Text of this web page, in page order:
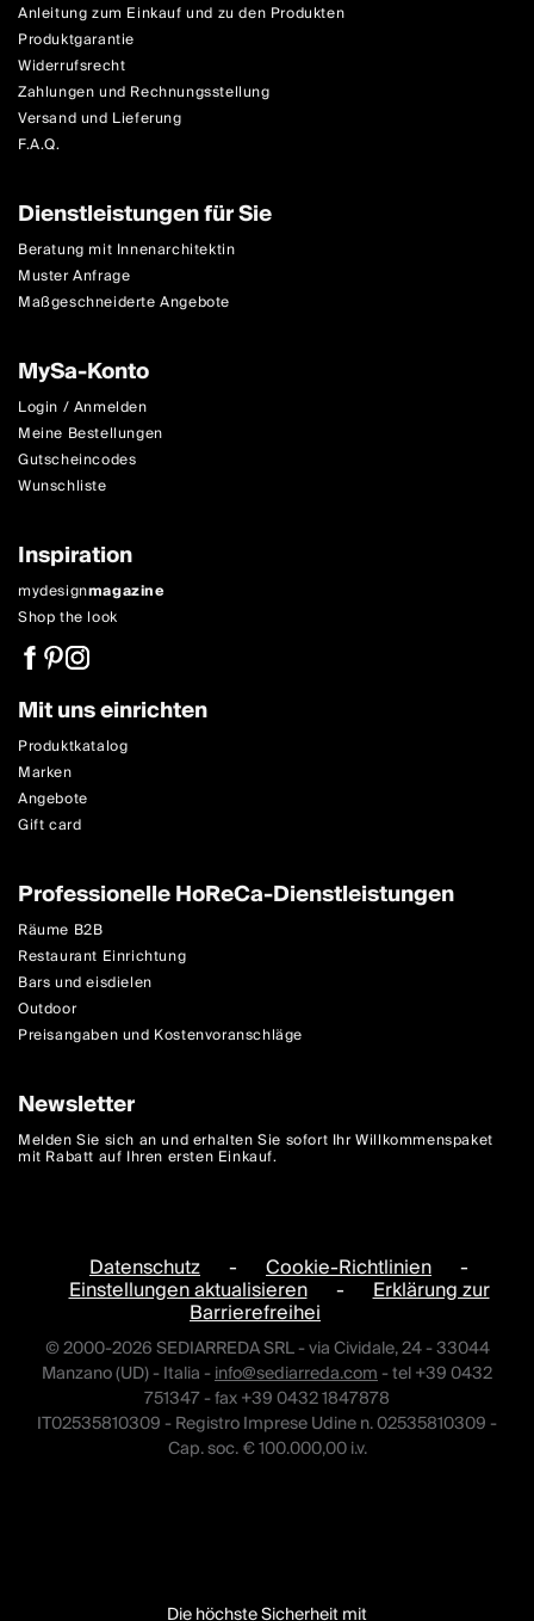
Anleitung zum Einkauf und zu den Produkten
Produktgarantie
Widerrufsrecht
Zahlungen und Rechnungsstellung
Versand und Lieferung
F.A.Q.
Dienstleistungen für Sie
Beratung mit Innenarchitektin
Muster Anfrage
Maßgeschneiderte Angebote
MySa-Konto
Login / Anmelden
Meine Bestellungen
Gutscheincodes
Wunschliste
Inspiration
mydesignmagazine
Shop the look
Mit uns einrichten
Produktkatalog
Marken
Angebote
Gift card
Professionelle HoReCa-Dienstleistungen
Räume B2B
Restaurant Einrichtung
Bars und eisdielen
Outdoor
Preisangaben und Kostenvoranschläge
Newsletter
Melden Sie sich an und erhalten Sie sofort Ihr Willkommenspaket
mit Rabatt auf Ihren ersten Einkauf.
Datenschutz - Cookie-Richtlinien -
Einstellungen aktualisieren - Erklärung zur
Barrierefreihei
© 2000-2026 SEDIARREDA SRL - via Cividale, 24 - 33044
Manzano (UD) - Italia -info@sediarreda.com- tel +39 0432
751347 - fax +39 0432 1847878
IT02535810309 - Registro Imprese Udine n. 02535810309 -
Cap. soc. € 100.000,00 i.v.